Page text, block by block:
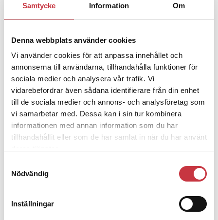
Samtycke Information Om
Denna webbplats använder cookies
Vi använder cookies för att anpassa innehållet och
annonserna till användarna, tillhandahålla funktioner för
sociala medier och analysera vår trafik. Vi
vidarebefordrar även sådana identifierare från din enhet
till de sociala medier och annons- och analysföretag som
vi samarbetar med. Dessa kan i sin tur kombinera
informationen med annan information som du har
tillhandahållit eller som de har samlat in när du har använt
Nödvändig
Inställningar
att rättas till”